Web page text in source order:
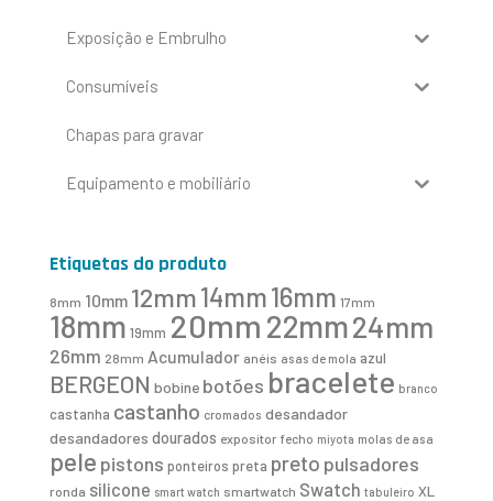
Exposição e Embrulho
Consumíveis
Chapas para gravar
Equipamento e mobiliário
Etiquetas do produto
8mm 10mm 12mm14mm16mm 17mm
18mm 19mm 20mm 22mm24mm
26mm 28mm Acumulador anéis asas de mola azul
BERGEON bobine botões bracelete branco
castanha castanho cromados desandador
desandadores dourados expositor fecho miyota molas de asa
pele pistons ponteiros preta preto pulsadores
ronda silicone smart watch smartwatch Swatch tabuleiro XL